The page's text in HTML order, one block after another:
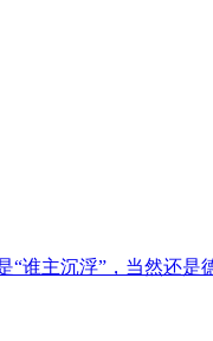
谁主沉浮”，当然还是